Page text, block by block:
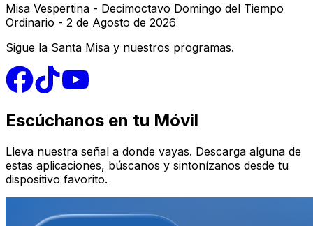
Misa Vespertina - Decimoctavo Domingo del Tiempo
Ordinario - 2 de Agosto de 2026
Sigue la Santa Misa y nuestros programas.
Escúchanos en tu Móvil
Lleva nuestra señal a donde vayas. Descarga alguna de
estas aplicaciones, búscanos y sintonízanos desde tu
dispositivo favorito.